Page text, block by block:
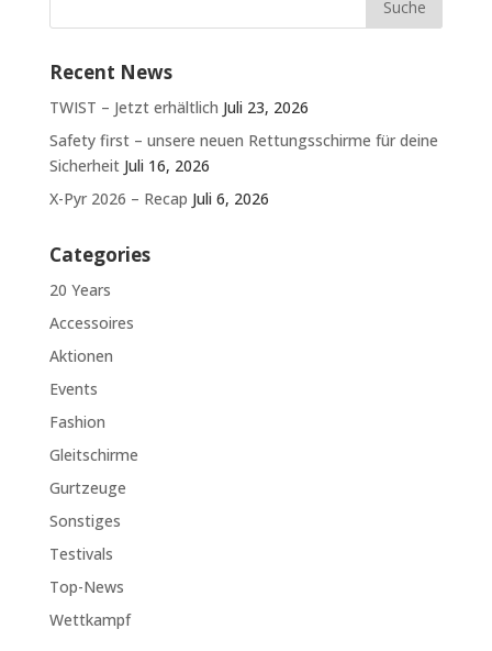
Recent News
TWIST – Jetzt erhältlich Juli 23, 2026
Safety first – unsere neuen Rettungsschirme für deine
Sicherheit Juli 16, 2026
X-Pyr 2026 – Recap Juli 6, 2026
Categories
20 Years
Accessoires
Aktionen
Events
Fashion
Gleitschirme
Gurtzeuge
Sonstiges
Testivals
Top-News
Wettkampf